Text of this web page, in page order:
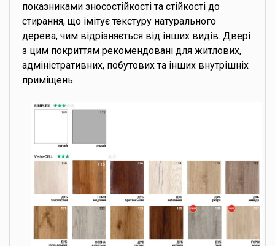
показниками зносостійкості та стійкості до
стирання, що імітує текстуру натурального
дерева, чим відрізняється від інших видів. Двері
з цим покриттям рекомендовані для житлових,
адміністративних, побутових та інших внутрішніх
приміщень.